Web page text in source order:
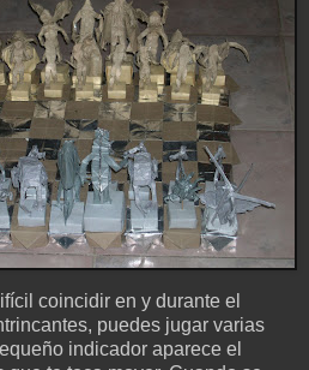
coincidir en y durante el
puedes jugar varias
indicador aparece el